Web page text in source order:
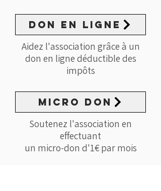
don en ligne
Aidez l'association grâce à un
don en ligne déductible des
impôts
MICRO DON
Soutenez l'association en
effectuant
un micro-don d'1€ par mois